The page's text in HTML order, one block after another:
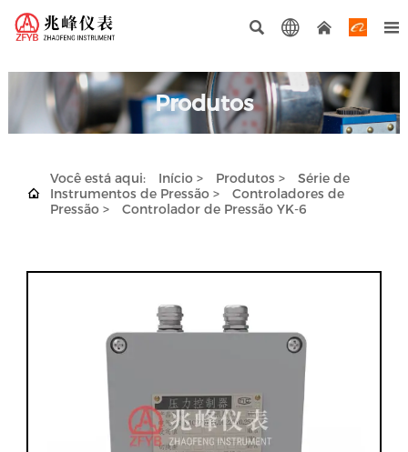
   
Produtos

Você está aqui: Início> Produtos >
Série de
Instrumentos de Pressão>
Controladores de
Pressão> Controlador de Pressão YK-6